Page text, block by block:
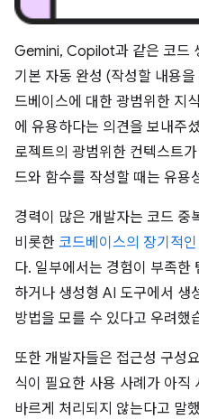
Gemini, Copilot과 같은 코드
기본 자동 완성 (작성할 내용
드베이스에 대한 광범위한 지
에 유용하다는 의견을 보내주
로젝트의 광범위한 컨텍스트
드와 함수를 작성할 때는 유용
경력이 많은 개발자는 코드 중
비롯한 코드베이스의 장기적
다. 일부에서는 경험이 부족한
하거나 생성형 AI 도구에서 생
방법을 모를 수 있다고 우려했
또한 개발자들은 접근성 구성
식이 필요한 사용 사례가 아직
바르게 처리되지 않는다고 말